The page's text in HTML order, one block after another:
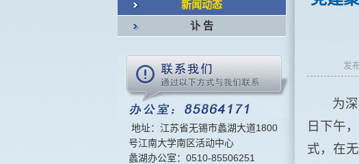
新闻动态
讣 告
地址：江苏省无锡市蠡湖大道1800
号江南大学南区活动中心
蠡湖办公室：0510-85506251
发
为
日下午
式，在